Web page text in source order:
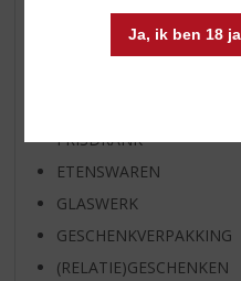
Ja, ik ben 18
APERITIEF
GEDISTILLEERD OVERIG
FRISDRANK
ETENSWAREN
GLASWERK
GESCHENKVERPAKKING
(RELATIE)GESCHENKEN